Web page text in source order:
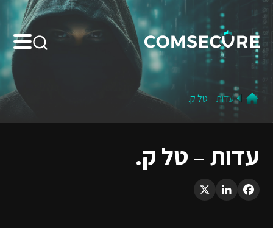
Search:
עדות – טל ק.
עדות – טל ק.
Facebook
LinkedIn
X